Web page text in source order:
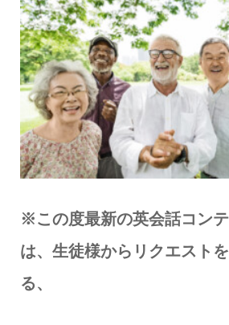
※この度​最新の英会話コン
は、生徒様からリクエスト
る、